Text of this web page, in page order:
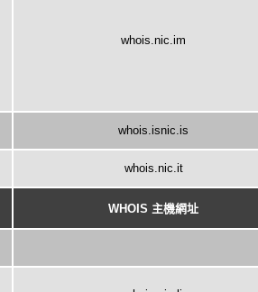
whois.nic.im
whois.isnic.is
whois.nic.it
WHOIS 主機網址